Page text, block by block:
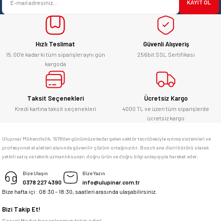
Ürün fiyatı diğer sitelerden daha pahalı.
Bu ürüne benzer farklı alternatifler olmalı.
başarılı. hayırlı işler. teşekkürler.
yücel çağatay uzun | 12/06/2026
Kesinlikle orjinal ürün, güvenerek
alabilirsiniz.
E... Ü... | 10/06/2026
Bosch marka alet alacaksam kesinlikle
adresim Ulupınar.com.tr
memnun kaldım
Deneyimini Paylaş
KAYIT OL
Hızlı Teslimat
15:00’e kadar ki tüm siparişler aynı gün
kargoda
Güvenli Alışveriş
256bit SSL Sertifikası
Taksit Seçenekleri
Kredi kartına taksit seçenekleri
Ücretsiz Kargo
4000 TL ve üzeri tüm siparişlerde
ücretsiz kargo
Ulupınar Mühendislik, 1978'den günümüze kadar gelen sektör tecrübesiyle ısıtma sistemleri ve
profesyonel el aletleri alanında güvenilir çözüm ortağınızdır. Bosch ana distribütörü olarak
yetkili satış ve teknik uzmanlık sunar; doğru ürün ve doğru bilgi anlayışıyla hareket eder.
Bize Ulaşın
0378 227 4390
Bize Yazın
info@ulupinar.com.tr
Bize hafta içi : 08:30 - 18:30, saatleri arasında ulaşabilirsiniz.
Bizi Takip Et!